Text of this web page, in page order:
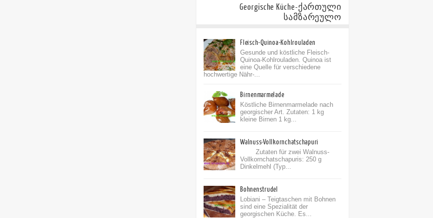
Georgische Küche-ქართული
სამზარეულო
Fleisch-Quinoa-Kohlrouladen
Gesunde und köstliche Fleisch-
Quinoa-Kohlrouladen. Quinoa ist
eine Quelle für verschiedene
hochwertige Nähr-...
Birnenmarmelade
Köstliche Birnenmarmelade nach
georgischer Art. Zutaten: 1 kg
kleine Birnen 1 kg...
Walnuss-Vollkornchatschapuri
Zutaten für zwei Walnuss-
Vollkornchatschapuris: 250 g
Dinkelmehl (Typ...
Bohnenstrudel
Lobiani – Teigtaschen mit Bohnen
sind eine Spezialität der
georgischen Küche. Es...